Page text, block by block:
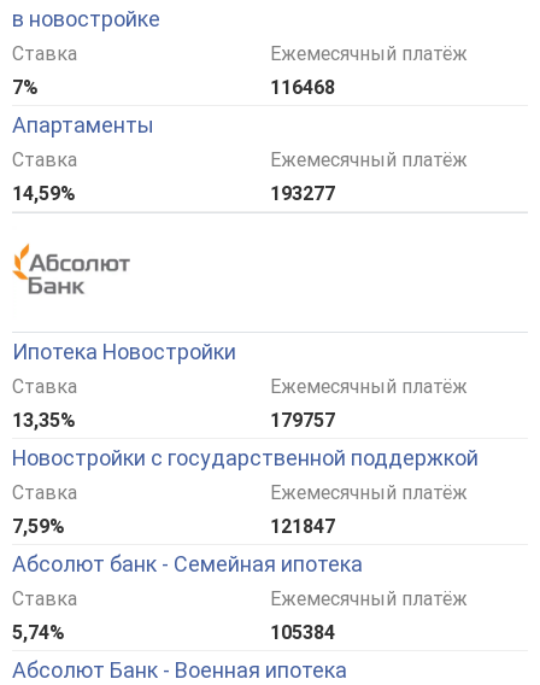
в новостройке
Ставка
7%
Ежемесячный платёж
116468
Апартаменты
Ставка
14,59%
Ежемесячный платёж
193277
Ипотека Новостройки
Ставка
13,35%
Ежемесячный платёж
179757
Новостройки с государственной поддержкой
Ставка
7,59%
Ежемесячный платёж
121847
Абсолют банк - Семейная ипотека
Ставка
5,74%
Ежемесячный платёж
105384
Абсолют Банк - Военная ипотека